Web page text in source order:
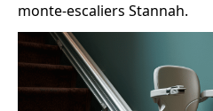
monte-escaliers Stannah.